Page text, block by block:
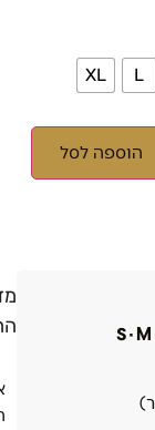
L
XL
הוספה לסל